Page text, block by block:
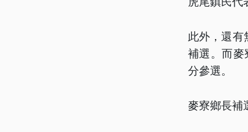
此外，還有
補選。而麥
分參選。
麥寮鄉長補